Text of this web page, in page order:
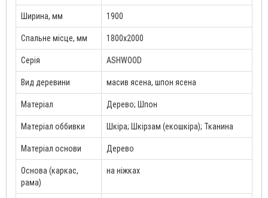
Ширина, мм 1900
Спальне місце, мм 1800x2000
Серія ASHWOOD
Вид деревини масив ясена, шпон ясена
Матеріал Дерево; Шпон
Матеріал оббивки Шкіра; Шкірзам (екошкіра); Тканина
Матеріал основи Дерево
Основа (каркас,
рама)
на ніжках